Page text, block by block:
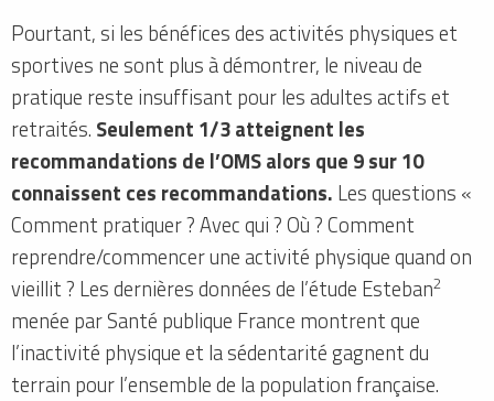
Pourtant, si les bénéfices des activités physiques et
sportives ne sont plus à démontrer, le niveau de
pratique reste insuffisant pour les adultes actifs et
retraités. Seulement 1/3 atteignent les
recommandations de l’OMS alors que 9 sur 10
connaissent ces recommandations. Les questions «
Comment pratiquer ? Avec qui ? Où ? Comment
reprendre/commencer une activité physique quand on
vieillit ? Les dernières données de l’étude Esteban2
menée par Santé publique France montrent que
l’inactivité physique et la sédentarité gagnent du
terrain pour l’ensemble de la population française.